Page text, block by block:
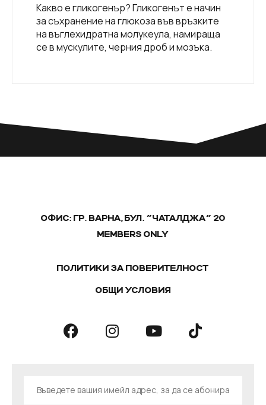
Какво е гликогенър? Гликогенът е начин
за съхранение на глюкоза във връзките
на въглехидратна молукеула, намираща
се в мускулите, черния дроб и мозъка.
ОФИС: ГР. ВАРНА, БУЛ. "ЧАТАЛДЖА" 20
MEMBERS ONLY
ПОЛИТИКИ ЗА ПОВЕРИТЕЛНОСТ
ОБЩИ УСЛОВИЯ